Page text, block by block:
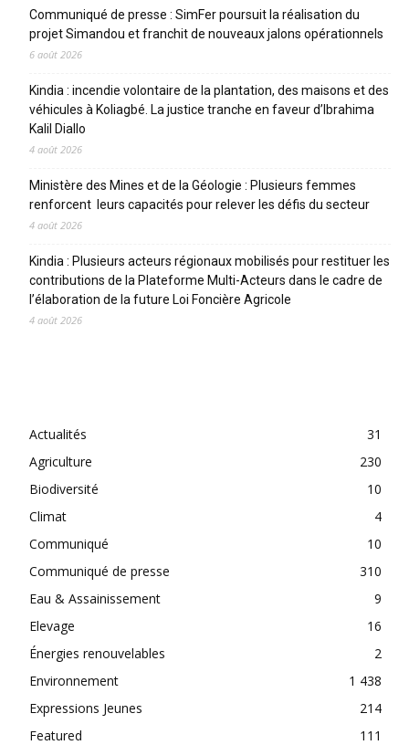
Communiqué de presse : SimFer poursuit la réalisation du
projet Simandou et franchit de nouveaux jalons opérationnels
6 août 2026
Kindia : incendie volontaire de la plantation, des maisons et des
véhicules à Koliagbé. La justice tranche en faveur d’Ibrahima
Kalil Diallo
4 août 2026
Ministère des Mines et de la Géologie : Plusieurs femmes
renforcent leurs capacités pour relever les défis du secteur
4 août 2026
Kindia : Plusieurs acteurs régionaux mobilisés pour restituer les
contributions de la Plateforme Multi-Acteurs dans le cadre de
l’élaboration de la future Loi Foncière Agricole
4 août 2026
Actualités
31
Agriculture
230
Biodiversité
10
Climat
4
Communiqué
10
Communiqué de presse
310
Eau & Assainissement
9
Elevage
16
Énergies renouvelables
2
Environnement
1 438
Expressions Jeunes
214
Featured
111